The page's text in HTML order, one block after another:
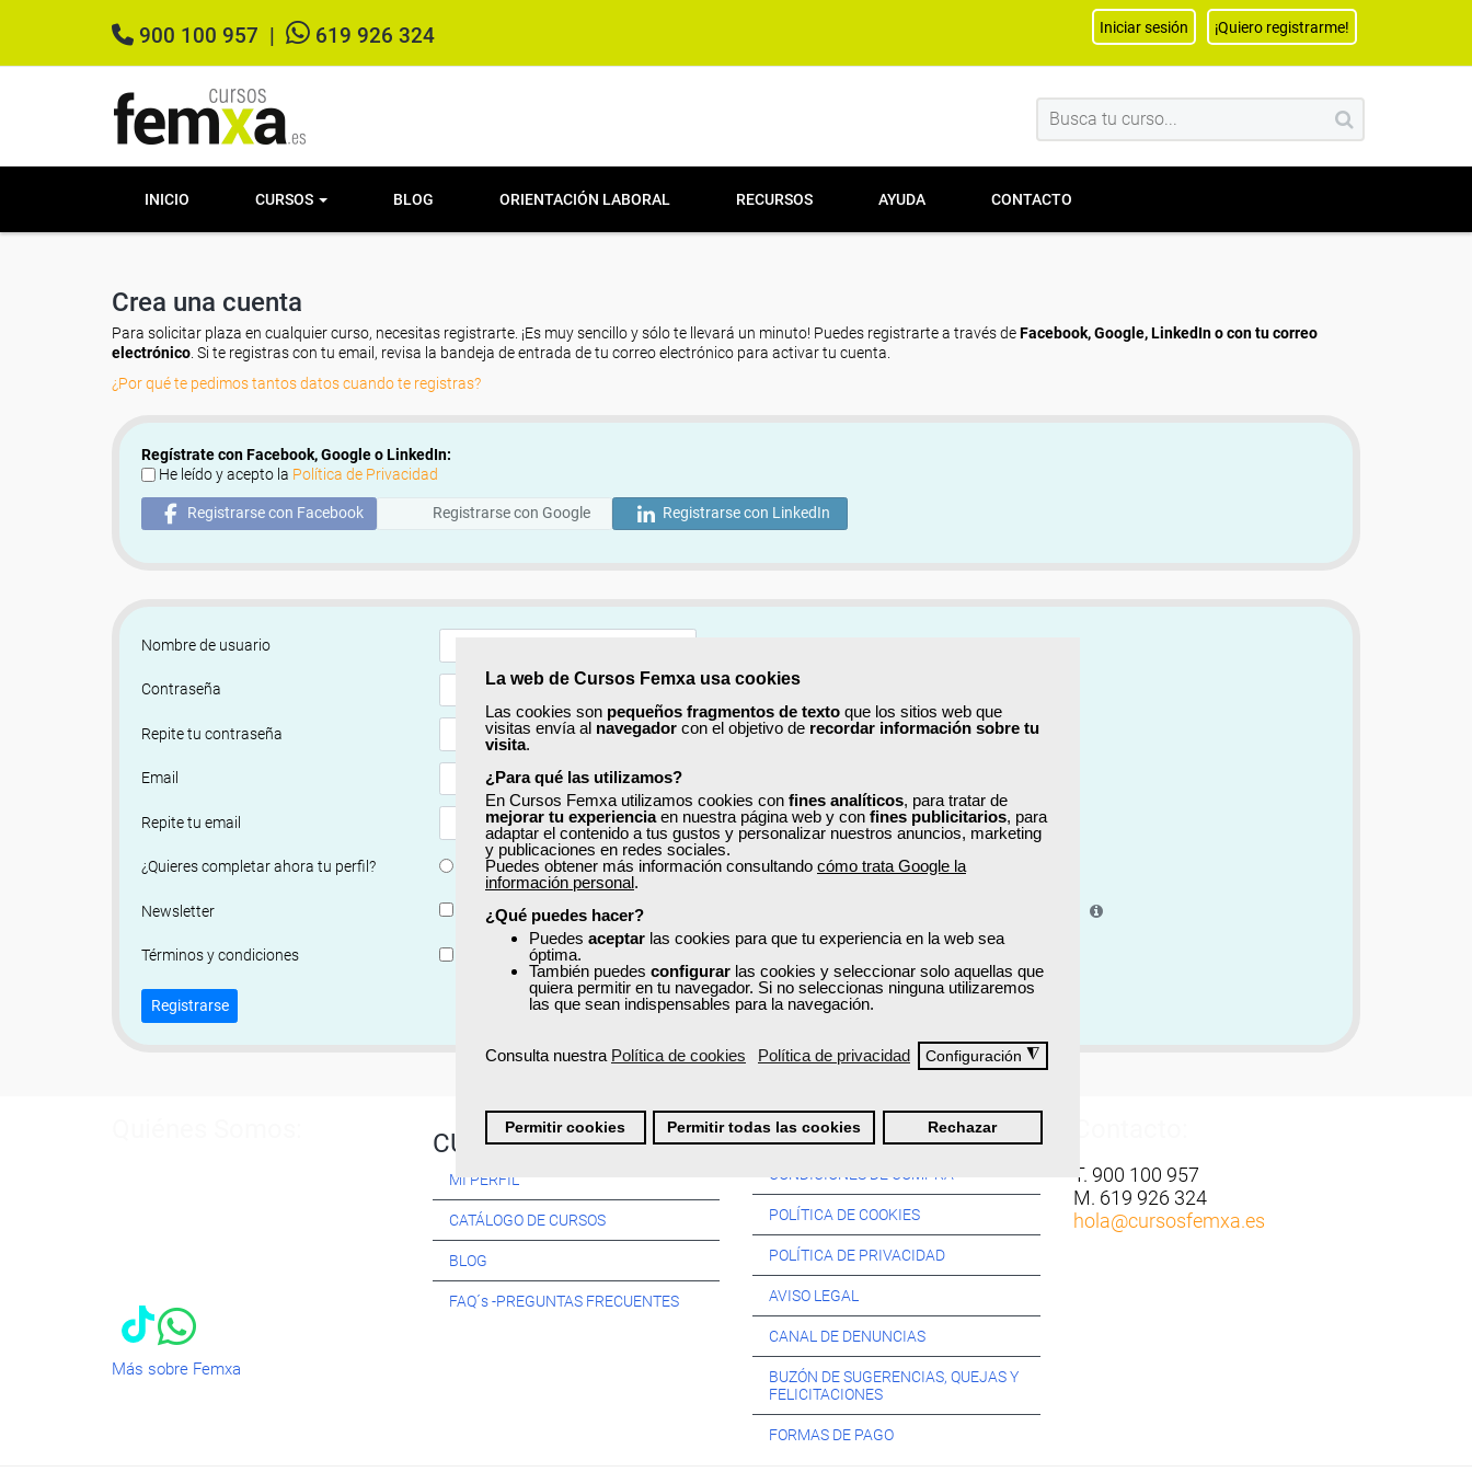
La web de Cursos Femxa usa cookies
Las cookies son pequeños fragmentos de texto que los sitios web que
visitas envía al navegador con el objetivo de recordar información sobre tu
visita.
¿Para qué las utilizamos?
En Cursos Femxa utilizamos cookies con fines analíticos, para tratar de
mejorar tu experienciaen nuestra página web y con fines publicitarios, para
adaptar el contenido a tus gustos y personalizar nuestros anuncios, marketing
y publicaciones en redes sociales.
Puedes obtener más información consultando cómo trata Google la
información personal.
¿Qué puedes hacer?
Puedes aceptar las cookies para que tu experiencia en la web sea
óptima.
También puedes configurar las cookies y seleccionar solo aquellas que
quiera permitir en tu navegador. Si no seleccionas ninguna utilizaremos
las que sean indispensables para la navegación.
Consulta nuestra Política de cookies Política de privacidad Configuración ◮
Permitir cookies Permitir todas las cookies Rechazar
900 100 957 619 926 324 Iniciar sesión ¡Quiero registrarme!
INICIO CURSOS BLOG ORIENTACIÓN LABORAL RECURSOS AYUDA CONTACTO
Crea una cuenta
Para solicitar plaza en cualquier curso, necesitas registrarte. ¡Es muy sencillo y sólo te llevará un minuto! Puedes registrarte a través deFacebook, Google, LinkedIn o con tu correo
electrónico . Si te registras con tu email, revisa la bandeja de entrada de tu correo electrónico para activar tu cuenta.
¿Por qué te pedimos tantos datos cuando te registras?
Regístrate con Facebook, Google o LinkedIn:
He leído y acepto la Política de Privacidad
Registrarse con Facebook Registrarse con Google Registrarse con LinkedIn
Nombre de usuario
Contraseña Mostrar
Repite tu contraseña Mostrar
Email
Repite tu email
¿Quieres completar ahora tu perfil? No, completaré mi perfil más adelante
Newsletter Si, quiero recibir información sobre cursos, ofertas exclusivas y recursos para el aprendizaje.
Términos y condiciones He leído y acepto la
Registrarse
Más sobre Femxa
CURSOS:
MI PERFIL
CATÁLOGO DE CURSOS
BLOG
FAQ´s -PREGUNTAS FRECUENTES
Información:
CONDICIONES DE COMPRA
POLÍTICA DE COOKIES
POLÍTICA DE PRIVACIDAD
AVISO LEGAL
CANAL DE DENUNCIAS
BUZÓN DE SUGERENCIAS, QUEJAS Y
FELICITACIONES
FORMAS DE PAGO
T. 900 100 957
M. 619 926 324
hola@cursosfemxa.es